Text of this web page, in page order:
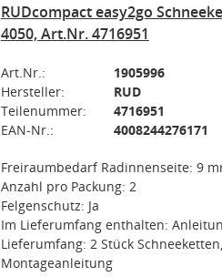
RUDcompact easy2go
4050, Art.Nr. 4716951
Art.Nr.:
1905996
Hersteller:
RUD
Teilenummer:
4716951
EAN-Nr.:
4008244276171
Freiraumbedarf Radinnenseite: 9
Anzahl pro Packung: 2
Felgenschutz: Ja
Im Lieferumfang enthalten:
Lieferumfang: 2 Stück Schneeketten,
Montageanleitung